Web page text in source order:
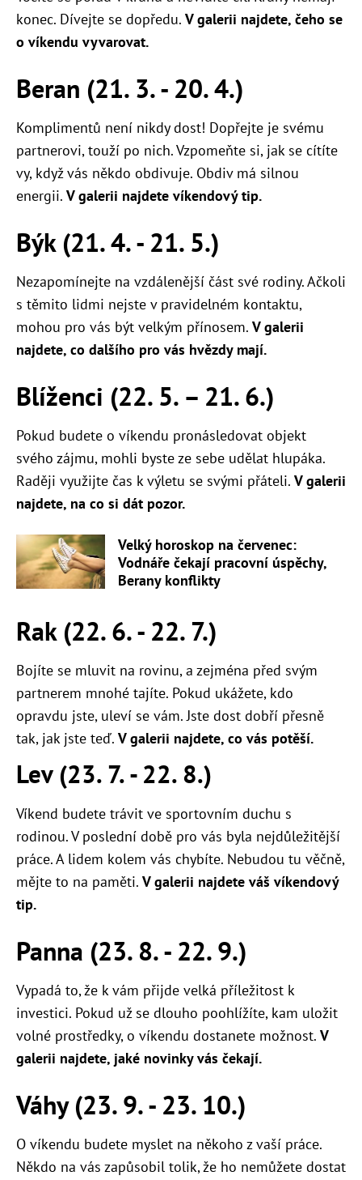
konec. Dívejte se dopředu. V galerii najdete, čeho se
o víkendu vyvarovat.
Beran (21. 3. - 20. 4.)
Komplimentů není nikdy dost! Dopřejte je svému
partnerovi, touží po nich. Vzpomeňte si, jak se cítíte
vy, když vás někdo obdivuje. Obdiv má silnou
energii. V galerii najdete víkendový tip.
Býk (21. 4. - 21. 5.)
Nezapomínejte na vzdálenější část své rodiny. Ačkoli
s těmito lidmi nejste v pravidelném kontaktu,
mohou pro vás být velkým přínosem. V galerii
najdete, co dalšího pro vás hvězdy mají.
Blíženci (22. 5. – 21. 6.)
Pokud budete o víkendu pronásledovat objekt
svého zájmu, mohli byste ze sebe udělat hlupáka.
Raději využijte čas k výletu se svými přáteli. V galerii
najdete, na co si dát pozor.
Velký horoskop na červenec:
Vodnáře čekají pracovní úspěchy,
Berany konflikty
Rak (22. 6. - 22. 7.)
Bojíte se mluvit na rovinu, a zejména před svým
partnerem mnohé tajíte. Pokud ukážete, kdo
opravdu jste, uleví se vám. Jste dost dobří přesně
tak, jak jste teď. V galerii najdete, co vás potěší.
Lev (23. 7. - 22. 8.)
Víkend budete trávit ve sportovním duchu s
rodinou. V poslední době pro vás byla nejdůležitější
práce. A lidem kolem vás chybíte. Nebudou tu věčně,
mějte to na paměti. V galerii najdete váš víkendový
tip.
Panna (23. 8. - 22. 9.)
Vypadá to, že k vám přijde velká příležitost k
investici. Pokud už se dlouho poohlížíte, kam uložit
volné prostředky, o víkendu dostanete možnost. V
galerii najdete, jaké novinky vás čekají.
Váhy (23. 9. - 23. 10.)
O víkendu budete myslet na někoho z vaší práce.
Někdo na vás zapůsobil tolik, že ho nemůžete dostat